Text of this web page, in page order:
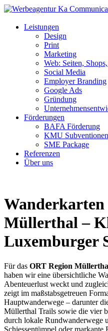
Leistungen
Design
Print
Marketing
Web: Seiten,
Social Media
Employer Branding
Google Ads
Gründung
Förderungen
BAFA Förderung
KMU Subventionen
SME Package
Referenzen
Über uns
Wanderkarten
Müllerthal –
Luxemburger
Für das ORT Region
haben wir eine übersichtliche
Abenteuerlust weckt und
zeigt im maßstabsgetreuen
Hauptwanderwege – darunter
Müllerthal Trails sowie die vier
durch lokale Rundwanderwege
Schiessentümpel oder markante